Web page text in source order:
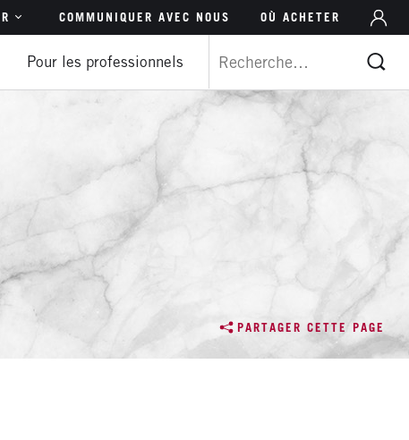
– Ang
文)
NAVIGATION
DES
FONCTIONS
COMMUNIQUER AVEC NOUS OÙ ACHETER
DU
Pour les professionnels
PARTAGER CETTE PAGE